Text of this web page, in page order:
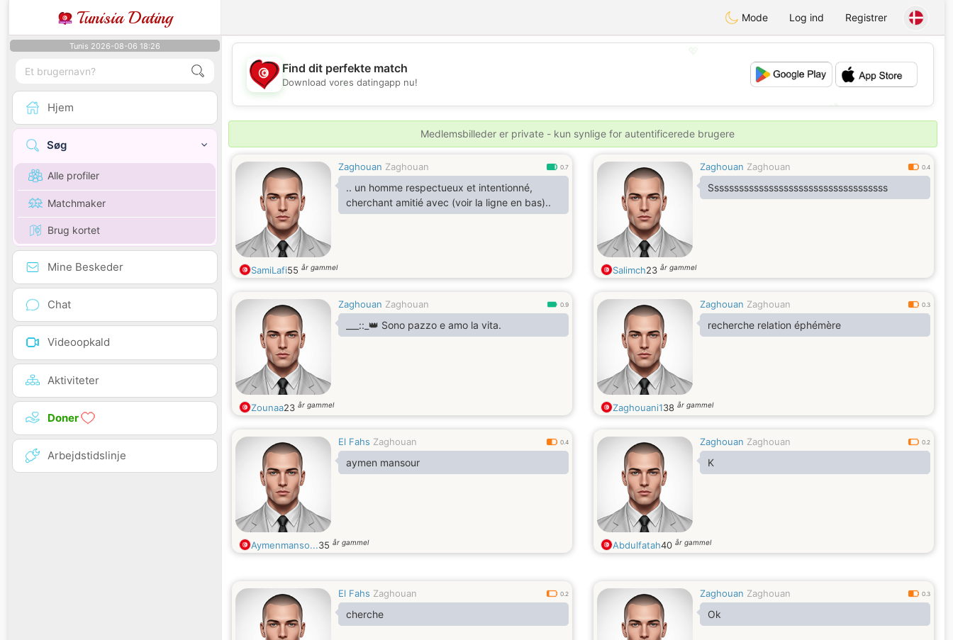
Tunisia Dating Mode Log ind Registrer
Tunis 2026-08-06 18:26
Hjem
Søg
Alle profiler
Matchmaker
Brug kortet
Mine Beskeder
Chat
Videoopkald
Aktiviteter
Doner
Arbejdstidslinje
💖
💕
Find dit perfekte match
Download vores datingapp nu!
Medlemsbilleder er private - kun synlige for autentificerede brugere
Zaghouan Zaghouan 0.7
.. un homme respectueux et intentionné,
cherchant amitié avec (voir la ligne en bas)..
SamiLafi55 år gammel
Zaghouan Zaghouan 0.4
Ssssssssssssssssssssssssssssssssssss
Salimch23 år gammel
Zaghouan Zaghouan 0.9
___::_👑 Sono pazzo e amo la vita.
Zounaa23 år gammel
Zaghouan Zaghouan 0.3
recherche relation éphémère
Zaghouani138 år gammel
El Fahs Zaghouan 0.4
aymen mansour
Aymenmanso...35 år gammel
Zaghouan Zaghouan 0.2
K
Abdulfatah40 år gammel
El Fahs Zaghouan 0.2
cherche
Zaghouan Zaghouan 0.3
Ok